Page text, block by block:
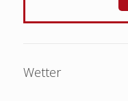
Wetter